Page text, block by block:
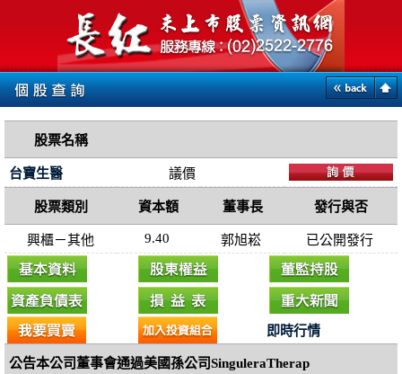
股票名稱
台寶生醫 議價
股票類別 資本額 董事長 發行與否
興櫃－其他 9.40 郭旭崧 已公開發行
即時行情
公告本公司董事會通過美國孫公司SinguleraTherap